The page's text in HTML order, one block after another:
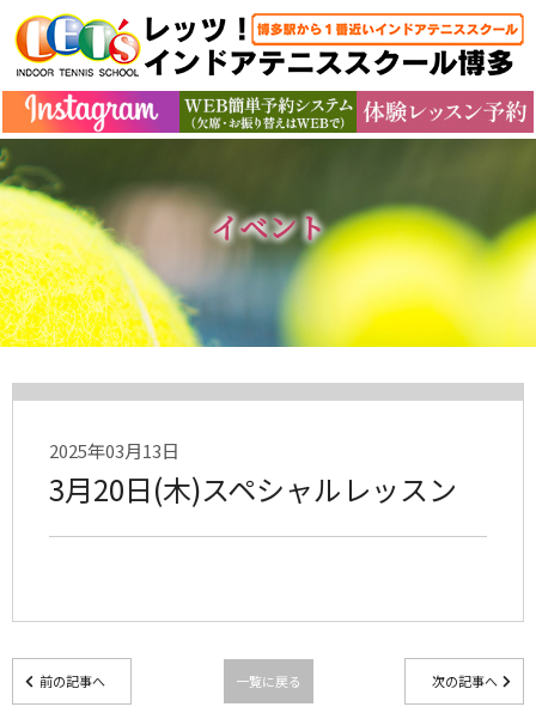
イベント
2025年03月13日
3月20日(木)スペシャルレッスン
前の記事へ 一覧に戻る 次の記事へ